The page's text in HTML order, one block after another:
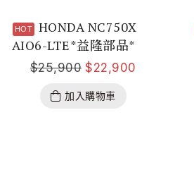
HONDA NC750X
AIO6-LTE*益隆部品*
$25,900 $22,900
加入購物車